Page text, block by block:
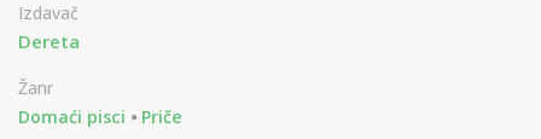
Izdavač
Dereta
Žanr
Domaći pisci
Priče